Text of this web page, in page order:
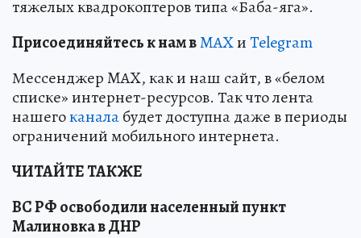
тяжелых квадрокоптеров типа «Баба-яга».
Присоединяйтесь к нам вMAXиTelegram
Мессенджер MAX, как и наш сайт, в «белом
списке» интернет-ресурсов. Так что лента
нашегоканалабудет доступна даже в периоды
ограничений мобильного интернета.
ЧИТАЙТЕ ТАКЖЕ
ВС РФ освободили населенный пункт
Малиновка в ДНР